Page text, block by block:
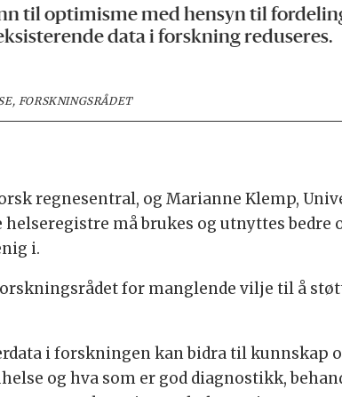
til optimisme med hensyn til
data i forskning reduseres.
FORSKNINGSRÅDET
regnesentral, og Marianne Klemp,
helseregistre må brukes og utnyttes
i.
for manglende vilje til å
i forskningen kan bidra til kunnskap
og hva som er god diagnostikk,